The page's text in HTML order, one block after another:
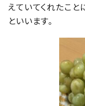
えていてくれたこ
といいます。